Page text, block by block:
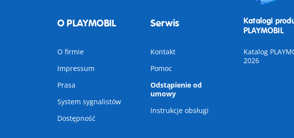
O PLAYMOBIL
O firmie
Impressum
Prasa
System sygnalistów
Dostępność
Serwis
Kontakt
Pomoc
Odstąpienie od
umowy
Instrukcje obsługi
Katalogi
PLAYMOBIL
Katalog
2026